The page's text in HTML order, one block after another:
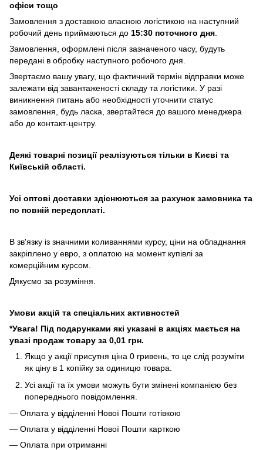
офіси тощо
Замовлення з доставкою власною логістикою на наступний
робочий день приймаються до 15:30 поточного дня
Замовлення, оформлені після зазначеного часу, будуть
передані в обробку наступного робочого дня.
Звертаємо вашу увагу, що фактичний термін відправки може
залежати від завантаженості складу та логістики. У разі
виникнення питань або необхідності уточнити статус
замовлення, будь ласка, звертайтеся до вашого менеджера
або до контакт-центру.
Деякі товарні позиції реалізуються тільки в Києві та
Київській області.
Усі оптові доставки здіснюються за рахунок замовника та
по повній передоплаті.
В зв'язку із значними коливаннями курсу, ціни на обладнання
закріплено у евро, з оплатою на момент купівлі за
комерційним курсом.
Дякуємо за розуміння.
Умови акцій та спеціальних активностей
*Увага! Під подарунками які указані в акціях мається на
увазі продаж товару за 0,01 грн.
Якщо у акції присутня ціна 0 гривень, то це слід розуміти
як ціну в 1 копійку за одиницю товара.
Усі акції та їх умови можуть бути змінені компанією без
попереднього повідомлення.
— Оплата у відділенні Нової Пошти готівкою
— Оплата у відділенні Нової Пошти карткою
— Оплата при отриманні